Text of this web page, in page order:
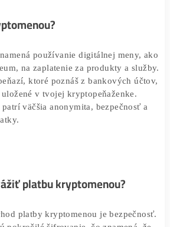
znamená používanie digitálnej
na zaplatenie za produkty a
peňazí, ktoré poznáš z bankových
uložené v tvojej kryptopeňaženke.